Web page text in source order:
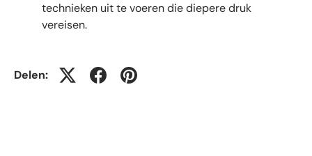
technieken uit te voeren die diepere druk
vereisen.
Delen: